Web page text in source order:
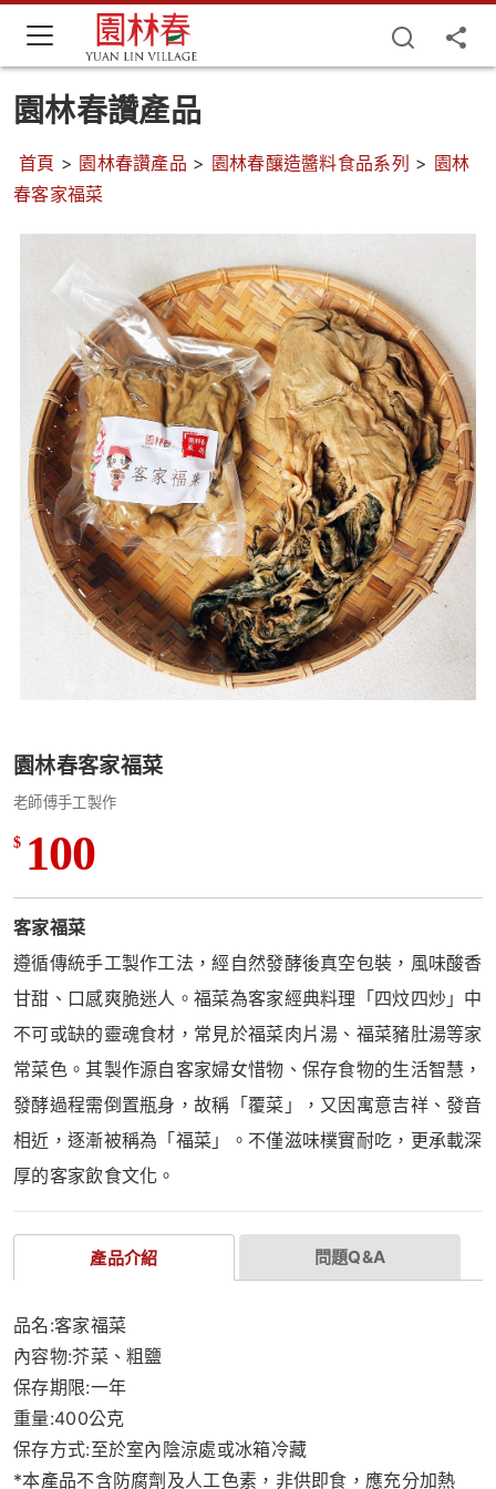
園林春讚產品
首頁 > 園林春讚產品 > 園林春釀造醬料食品系列 > 園林
春客家福菜
園林春客家福菜
老師傅手工製作
$ 100
客家福菜
遵循傳統手工製作工法，經自然發酵後真空包裝，風味酸香
甘甜、口感爽脆迷人。福菜為客家經典料理「四炆四炒」中
不可或缺的靈魂食材，常見於福菜肉片湯、福菜豬肚湯等家
常菜色。其製作源自客家婦女惜物、保存食物的生活智慧，
發酵過程需倒置瓶身，故稱「覆菜」，又因寓意吉祥、發音
相近，逐漸被稱為「福菜」。不僅滋味樸實耐吃，更承載深
厚的客家飲食文化。
產品介紹 問題Q&A
品名:客家福菜
內容物:芥菜、粗鹽
保存期限:一年
重量:400公克
保存方式:至於室內陰涼處或冰箱冷藏
*本產品不含防腐劑及人工色素，非供即食，應充分加熱